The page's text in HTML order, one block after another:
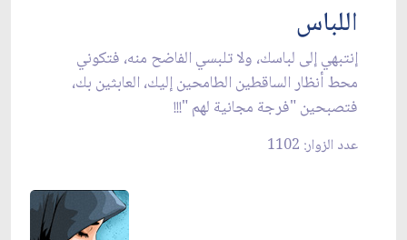
اللباس
إنتبهي إلى لباسك، ولا تلبسي الفاضح منه، فتكوني
محط أنظار الساقطين الطامحين إليك، العابثين بك،
فتصبحين "فرجة مجانية لهم "!!!
عدد الزوار: 1102